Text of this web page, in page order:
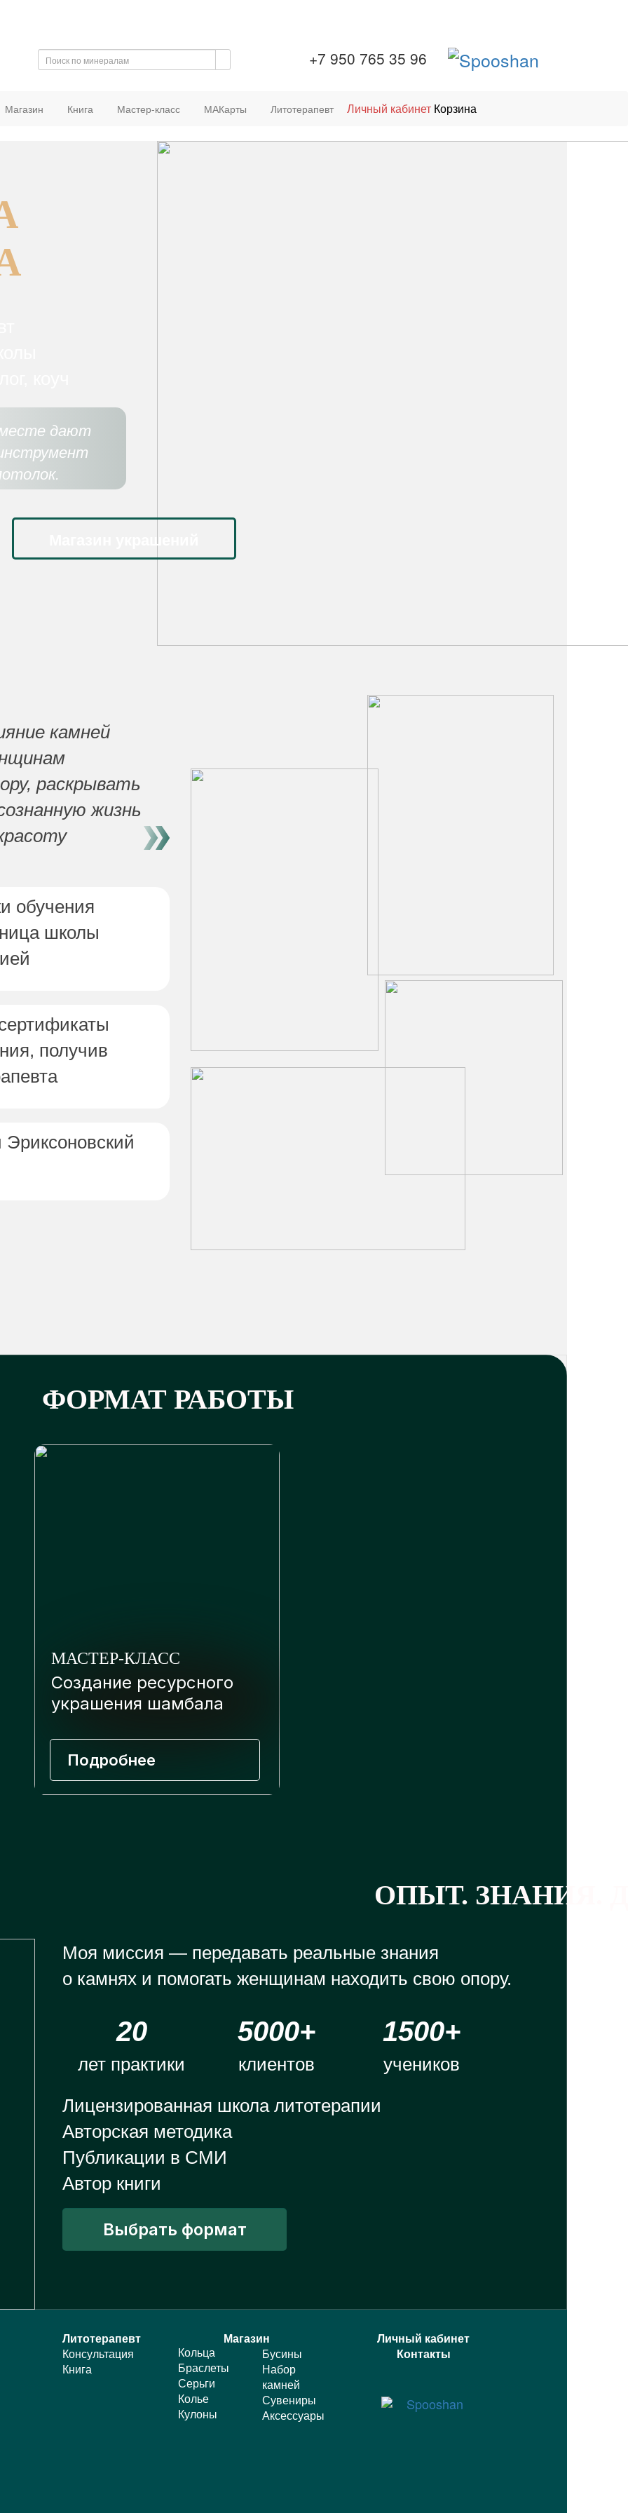
+7 950 765 35 96
Магазин Книга Мастер-класс МАКарты Литотерапевт Личный кабинет Корзина
Лицензированная школа литотерапии
Авторская методика
Публикации в СМИ
Автор книги
Выбрать формат
1500+
учеников
5000+
клиентов
20
лет практики
ФОРМАТ РАБОТЫ
Моя миссия — передавать реальные знания
о камнях и помогать женщинам находить свою опору.
ОПЫТ. ЗНАНИЯ.
Магазин украшений
дают
обучения
школы
получив
камней
раскрывать
жизнь
МАСТЕР-КЛАСС
Создание ресурсного
украшения шамбала
Подробнее
Инструмент для работы
состоянием
Заказать карты
Практическое руководство
для самостоятельной
КНИГА «ПУТЬ К СЕБЕ
ЧЕРЕЗ УКРАШЕНИЯ»
Литотерапевт
Консультация
Книга
Магазин
Кольца
Браслеты
Серьги
Колье
Кулоны
Бусины
Набор
камней
Сувениры
Аксессуары
Личный кабинет
Контакты